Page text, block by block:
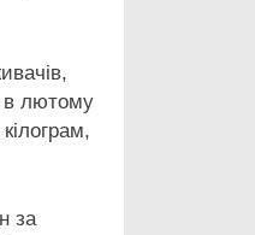
в лютому
за